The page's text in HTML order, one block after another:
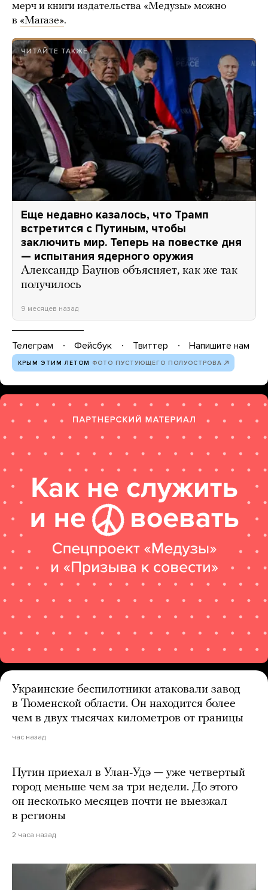
мерч и книги издательства «Медузы» можно
в «Магазе».
ЧИТАЙТЕ ТАКЖЕ
Еще недавно казалось, что Трамп
встретится с Путиным, чтобы
заключить мир. Теперь на повестке дня
— испытания ядерного оружия
Александр Баунов объясняет, как же так
получилось
9 месяцев назад
Телеграм Фейсбук Твиттер Напишите нам
КРЫМ ЭТИМ ЛЕТОМ ФОТО ПУСТУЮЩЕГО ПОЛУОСТРОВА
Украинские беспилотники атаковали завод
в Тюменской области. Он находится более
чем в двух тысячах километров от границы
час назад
Путин приехал в Улан-Удэ — уже четвертый
город меньше чем за три недели. До этого
он несколько месяцев почти не выезжал
в регионы
2 часа назад